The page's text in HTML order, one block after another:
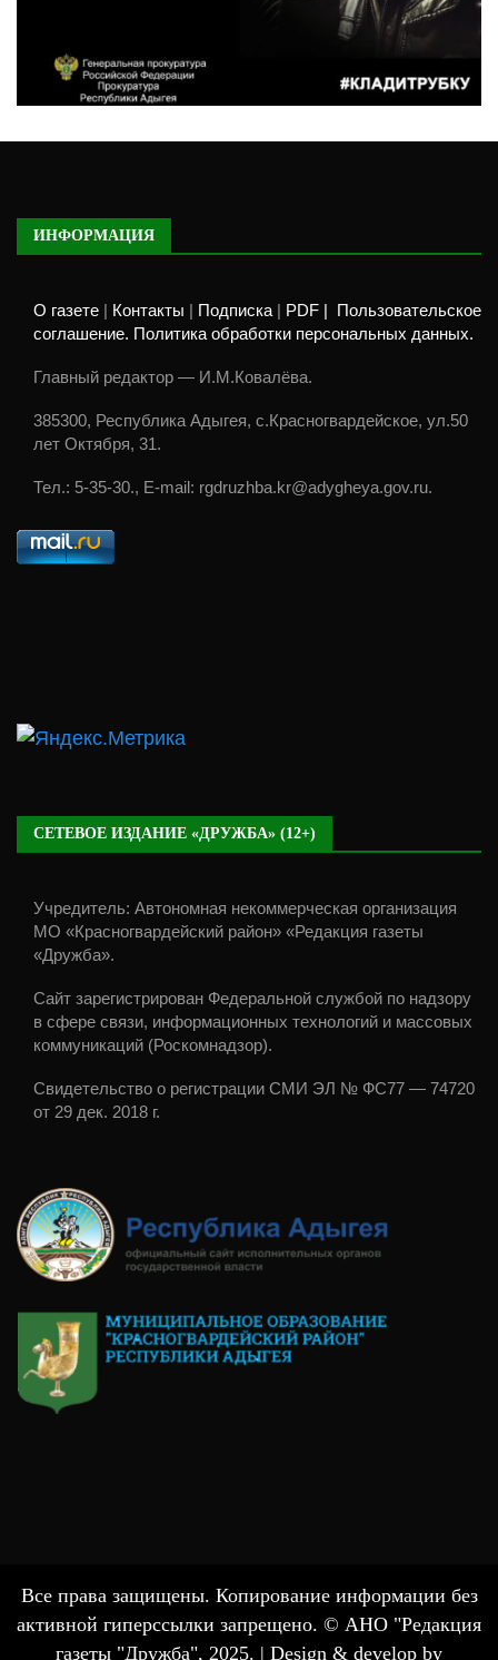
ИНФОРМАЦИЯ
О газете Контакты Подписка PDF |
Пользовательское
соглашение. Политика обработки персональных данных.
Главный редактор — И.М.Ковалёва.
385300, Республика Адыгея, с.Красногвардейское, ул.50
лет Октября, 31.
Тел.: 5-35-30., E-mail: rgdruzhba.kr@adygheya.gov.ru.
СЕТЕВОЕ ИЗДАНИЕ «ДРУЖБА» (12+)
Учредитель: Автономная некоммерческая организация
МО «Красногвардейский район» «Редакция газеты
«Дружба».
Сайт зарегистрирован Федеральной службой по надзору
в сфере связи, информационных технологий и массовых
коммуникаций (Роскомнадзор).
Свидетельство о регистрации СМИ ЭЛ № ФС77 — 74720
от 29 дек. 2018 г.
Все права защищены. Копирование информации без
активной гиперссылки запрещено. © АНО "Редакция
газеты "Дружба", 2025. | Design & develop by